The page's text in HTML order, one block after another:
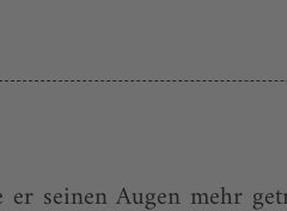
seinen Augen mehr